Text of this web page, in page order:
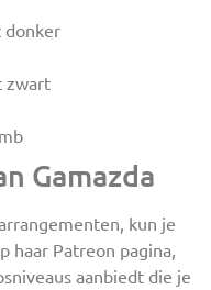
donker
zwart
Gamazda
kun je
haar Patreon pagina,
aanbiedt die je